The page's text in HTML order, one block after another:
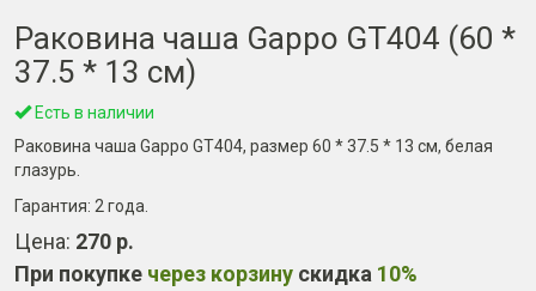
Раковина чаша Gappo GT404 (60 *
37.5 * 13 см)
Есть в наличии
Раковина чаша Gappo GT404, размер 60 * 37.5 * 13 см, белая
глазурь.
Гарантия: 2 года
Цена: 270 р.
При покупке через корзину скидка 10%